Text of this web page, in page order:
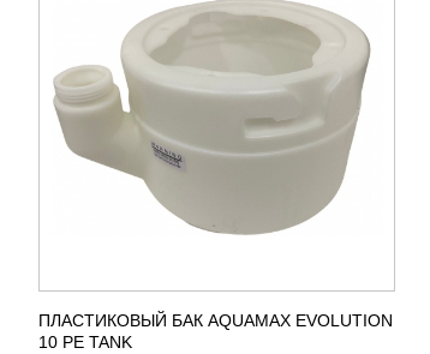
ПЛАСТИКОВЫЙ БАК AQUAMAX EVOLUTION
10 PE TANK